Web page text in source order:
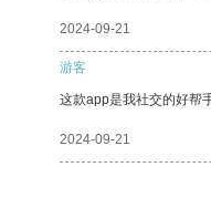
2024-09-21
游客
这款app是我社交的好帮
2024-09-21